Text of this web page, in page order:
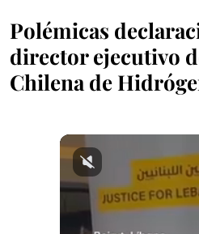
Polémicas
director ejecutivo
Chilena de